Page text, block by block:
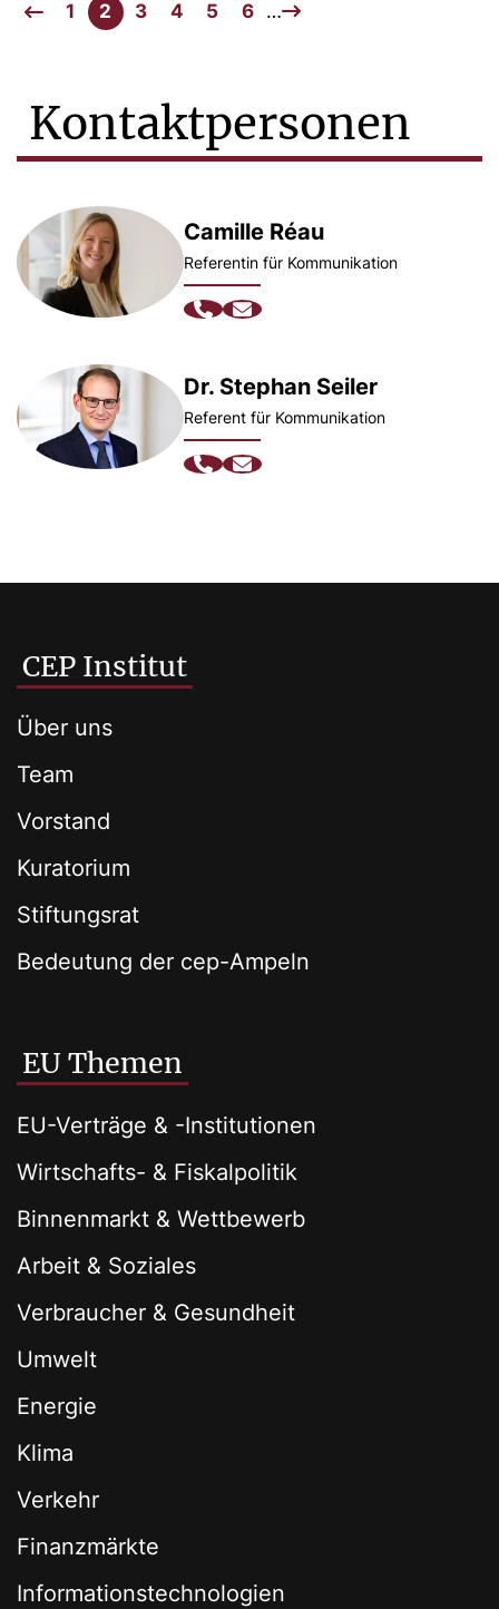
1 2 3 4 5 6 …
Kontaktpersonen
Camille Réau
Referentin für Kommunikation
Dr. Stephan Seiler
Referent für Kommunikation
CEP Institut
Über uns
Team
Vorstand
Kuratorium
Stiftungsrat
Bedeutung der cep-Ampeln
EU Themen
EU-Verträge & -Institutionen
Wirtschafts- & Fiskalpolitik
Binnenmarkt & Wettbewerb
Arbeit & Soziales
Verbraucher & Gesundheit
Umwelt
Energie
Klima
Verkehr
Finanzmärkte
Informationstechnologien